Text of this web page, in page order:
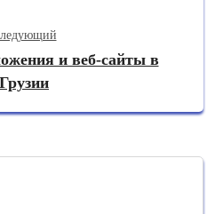
и веб-сайты в
Грузии